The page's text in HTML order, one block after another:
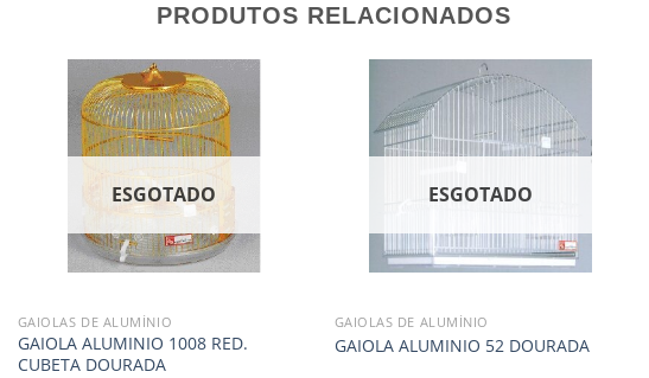
PRODUTOS RELACIONADOS
ESGOTADO
GAIOLAS DE ALUMÍNIO
GAIOLA ALUMINIO 1008 RED.
CUBETA DOURADA
ESGOTADO
GAIOLAS DE ALUMÍNIO
GAIOLA ALUMINIO 52 DOURADA